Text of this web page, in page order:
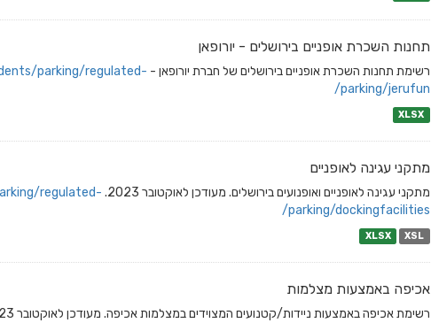
תחנות השכרת אופניים בירושלים - יורופאן
רשימת תחנות השכרת אופניים בירושלים של חברת יורופאן - parking/regulated-
parking/jerufun/
XLSX
מתקני עגינה לאופניים
מתקני עגינה לאופניים ואופנועים בירושלים. מעודכן לאוקטובר 2023.
regulated-
parking/dockingfacilities/
XLSX XSL
אכיפה באמצעות מצלמות
רשימת אכיפה באמצעות ניידות/קטנועים המצוידים במצלמות אכיפה. מעודכן לאוקטובר 2023.